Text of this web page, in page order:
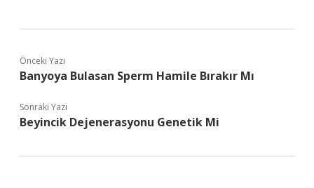
Önceki Yazı
Banyoya Bulasan Sperm Hamile Bırakır Mı
Sonraki Yazı
Beyincik Dejenerasyonu Genetik Mi